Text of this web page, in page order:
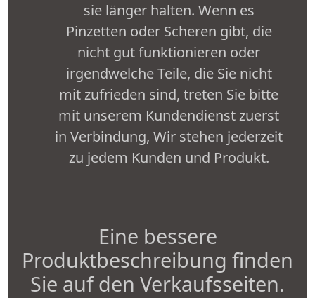
sie länger halten. Wenn es
Pinzetten oder Scheren gibt, die
nicht gut funktionieren oder
irgendwelche Teile, die Sie nicht
mit zufrieden sind, treten Sie bitte
mit unserem Kundendienst zuerst
in Verbindung, Wir stehen jederzeit
zu jedem Kunden und Produkt.
Eine bessere
Produktbeschreibung finden
Sie auf den Verkaufsseiten.